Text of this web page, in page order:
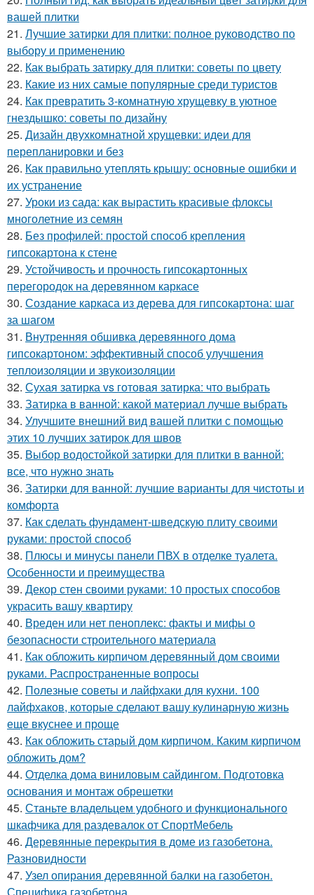
вашей плитки
21. Лучшие затирки для плитки: полное руководство по
выбору и применению
22. Как выбрать затирку для плитки: советы по цвету
23. Какие из них самые популярные среди туристов
24. Как превратить 3-комнатную хрущевку в уютное
гнездышко: советы по дизайну
25. Дизайн двухкомнатной хрущевки: идеи для
перепланировки и без
26. Как правильно утеплять крышу: основные ошибки и
их устранение
27. Уроки из сада: как вырастить красивые флоксы
многолетние из семян
28. Без профилей: простой способ крепления
гипсокартона к стене
29. Устойчивость и прочность гипсокартонных
перегородок на деревянном каркасе
30. Создание каркаса из дерева для гипсокартона: шаг
за шагом
31. Внутренняя обшивка деревянного дома
гипсокартоном: эффективный способ улучшения
теплоизоляции и звукоизоляции
32. Сухая затирка vs готовая затирка: что выбрать
33. Затирка в ванной: какой материал лучше выбрать
34. Улучшите внешний вид вашей плитки с помощью
этих 10 лучших затирок для швов
35. Выбор водостойкой затирки для плитки в ванной:
все, что нужно знать
36. Затирки для ванной: лучшие варианты для чистоты и
комфорта
37. Как сделать фундамент-шведскую плиту своими
руками: простой способ
38. Плюсы и минусы панели ПВХ в отделке туалета.
Особенности и преимущества
39. Декор стен своими руками: 10 простых способов
украсить вашу квартиру
40. Вреден или нет пеноплекс: факты и мифы о
безопасности строительного материала
41. Как обложить кирпичом деревянный дом своими
руками. Распространенные вопросы
42. Полезные советы и лайфхаки для кухни. 100
лайфхаков, которые сделают вашу кулинарную жизнь
еще вкуснее и проще
43. Как обложить старый дом кирпичом. Каким кирпичом
обложить дом?
44. Отделка дома виниловым сайдингом. Подготовка
основания и монтаж обрешетки
45. Станьте владельцем удобного и функционального
шкафчика для раздевалок от СпортМебель
46. Деревянные перекрытия в доме из газобетона.
Разновидности
47. Узел опирания деревянной балки на газобетон.